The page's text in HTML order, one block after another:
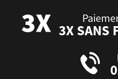
3X SANS